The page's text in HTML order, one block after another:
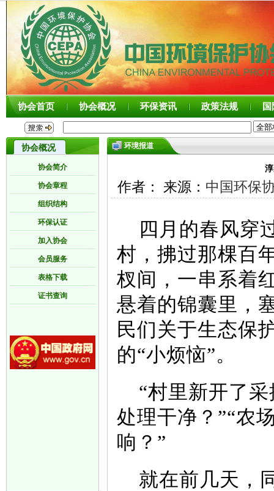
协会首页 协会概况 环保资讯 政策法规
协会概况
协会简介
协会章程
组织结构
环保认证
加入协会
会员服务
表格下载
证书查询
环境报道
作者： 来源： 中国环保
四月的春风穿
村，拂过那棵百
杈间，一串系着
悬着的锦囊里，
民们关于生态保
的“小烦恼”。
“村里新开了
处理干净？”“农
响？”
就在前几天，